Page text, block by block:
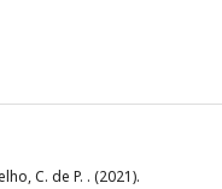
C. de P. . (2021).